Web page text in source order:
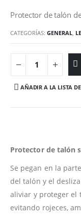
Protector de talón
CATEGORÍAS: GENERAL,
AÑADIR A LA LISTA DE
Protector de talón
Se pegan en la
del talón y el
aliviar y proteger el
evitando rojeces,